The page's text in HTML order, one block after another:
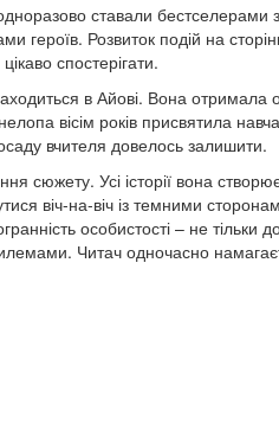
ставали
героїв. Розвиток подій на
спостерігати.
в Айові. Вона
вісім років присвятила
вчителя довелось залишити.
сюжету. Усі історії вона
віч-на-віч із темними
особистості – не
Читач одночасно